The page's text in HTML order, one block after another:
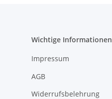
Wichtige Informationen
Impressum
AGB
Widerrufsbelehrung